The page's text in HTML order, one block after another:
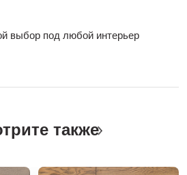
выбор под любой интерьер
также